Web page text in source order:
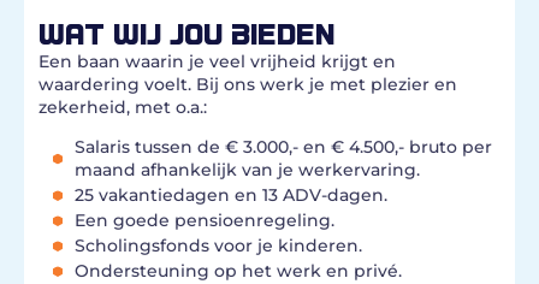
WAT WIJ JOU BIEDEN
Een baan waarin je veel vrijheid krijgt en
waardering voelt. Bij ons werk je met plezier en
zekerheid, met o.a.:
Salaris tussen de € 3.000,- en € 4.500,- bruto per
maand afhankelijk van je werkervaring.
25 vakantiedagen en 13 ADV-dagen.
Een goede pensioenregeling.
Scholingsfonds voor je kinderen.
Ondersteuning op het werk en privé.